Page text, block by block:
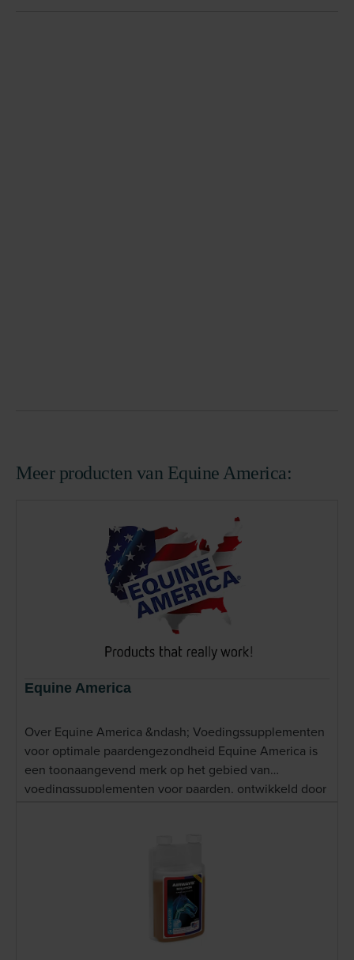
Meer producten van Equine America:
Equine America
Over Equine America &ndash; Voedingssupplementen
voor optimale paardengezondheid Equine America is
een toonaangevend merk op het gebied van
voedingssupplementen voor paarden, ontwikkeld door
betrouwbare partner voor paardeneigenaren die het
beste willen voor hun dier. De producten van Equine
America worden ontwikkeld op basis van
wetenschappelijk onderzoek en praktijkervaring, met